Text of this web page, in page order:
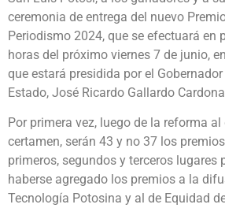
ceremonia de entrega del nuevo
Periodismo 2024, que se efectuará en
horas del próximo viernes 7 de junio,
que estará presidida por el
Estado, José Ricardo Gallardo
Por primera vez, luego de la reforma
certamen, serán 43 y no 37 los
primeros, segundos y terceros lugares
haberse agregado los premios a la
Tecnología Potosina y al de Equidad